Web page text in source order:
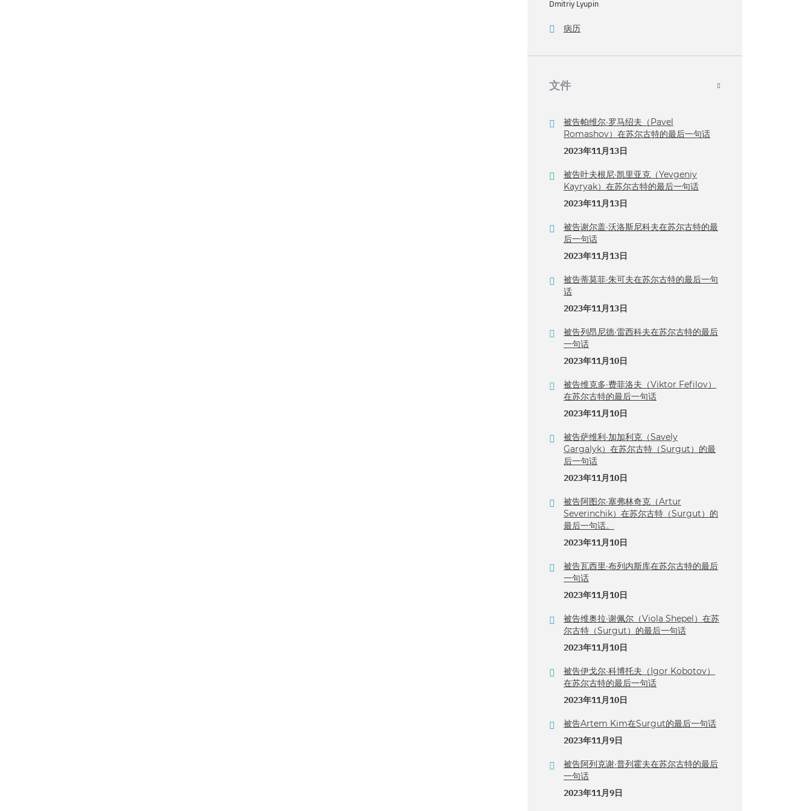
Dmitriy Lyupin
病历
文件
被告帕维尔·罗马绍夫（Pavel
Romashov）在苏尔古特的最后一句话
2023年11月13日
被告叶夫根尼·凯里亚克（Yevgeniy
Kayryak）在苏尔古特的最后一句话
2023年11月13日
被告谢尔盖·沃洛斯尼科夫在苏尔古特的最
后一句话
2023年11月13日
被告蒂莫菲·朱可夫在苏尔古特的最后一句
话
2023年11月13日
被告列昂尼德·雷西科夫在苏尔古特的最后
一句话
2023年11月10日
被告维克多·费菲洛夫（Viktor Fefilov）
在苏尔古特的最后一句话
2023年11月10日
被告萨维利·加加利克（Savely
Gargalyk）在苏尔古特（Surgut）的最
后一句话
2023年11月10日
被告阿图尔·塞弗林奇克（Artur
Severinchik）在苏尔古特（Surgut）的
最后一句话。
2023年11月10日
被告瓦西里·布列内斯库在苏尔古特的最后
一句话
2023年11月10日
被告维奥拉·谢佩尔（Viola Shepel）在苏
尔古特（Surgut）的最后一句话
2023年11月10日
被告伊戈尔·科博托夫（Igor Kobotov）
在苏尔古特的最后一句话
2023年11月10日
被告Artem Kim在Surgut的最后一句话
2023年11月9日
被告阿列克谢·普列霍夫在苏尔古特的最后
一句话
2023年11月9日